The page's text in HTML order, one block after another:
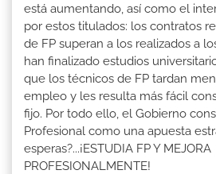
está aumentando, así como el
por estos titulados: los contratos
de FP superan a los realizados a
han finalizado estudios
que los técnicos de FP tardan
empleo y les resulta más fácil
fijo. Por todo ello, el Gobierno
Profesional como una apuesta
esperas?...¡ESTUDIA FP Y MEJORA
PROFESIONALMENTE!